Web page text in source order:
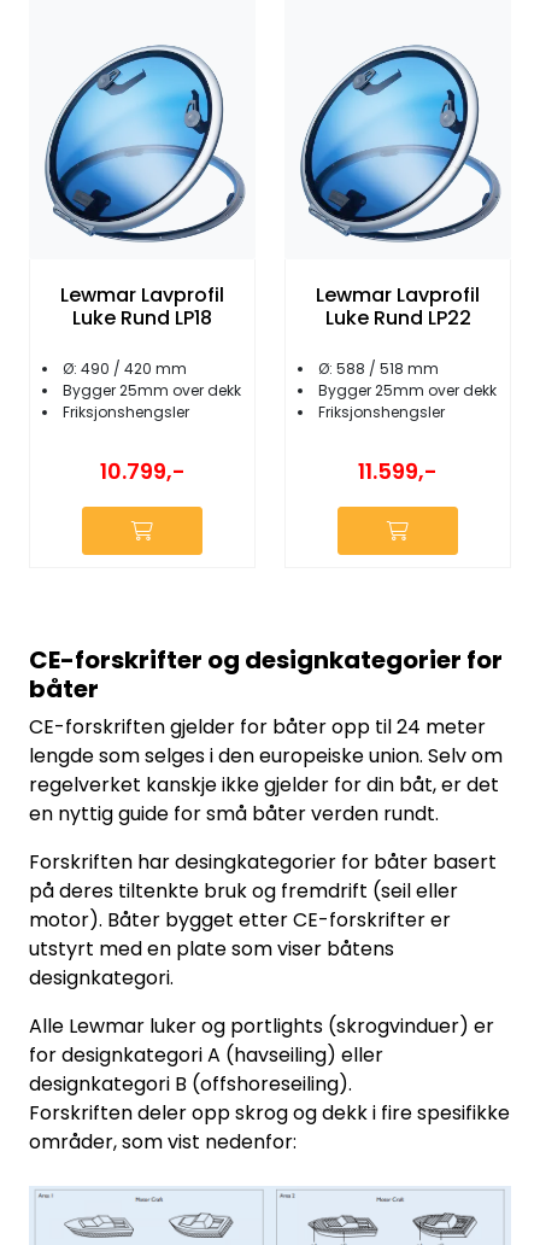
Lewmar Lavprofil
Luke Rund LP18
Ø: 490 / 420 mm
Bygger 25mm over dekk
Friksjonshengsler
10.799,-
Lewmar Lavprofil
Luke Rund LP22
Ø: 588 / 518 mm
Bygger 25mm over dekk
Friksjonshengsler
11.599,-
CE-forskrifter og designkategorier for
båter
CE-forskriften gjelder for båter opp til 24 meter
lengde som selges i den europeiske union. Selv om
regelverket kanskje ikke gjelder for din båt, er det
en nyttig guide for små båter verden rundt.
Forskriften har desingkategorier for båter basert
på deres tiltenkte bruk og fremdrift (seil eller
motor). Båter bygget etter CE-forskrifter er
utstyrt med en plate som viser båtens
designkategori.
Alle Lewmar luker og portlights (skrogvinduer) er
for designkategori A (havseiling) eller
designkategori B (offshoreseiling).
Forskriften deler opp skrog og dekk i fire spesifikke
områder, som vist nedenfor: